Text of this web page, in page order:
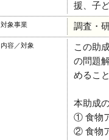
援、子
対象事業 調査・
内容／対象
この助
の問題
めるこ
本助成
① 食物
② 食物